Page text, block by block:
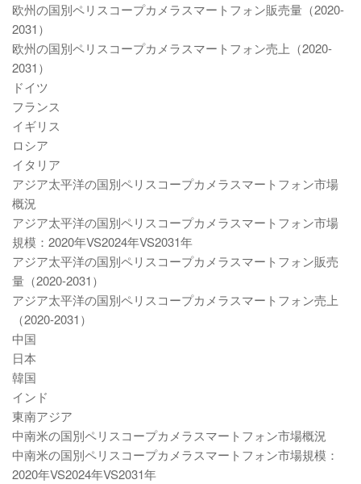
欧州の国別ペリスコープカメラスマートフォン販売量（2020-
2031）
欧州の国別ペリスコープカメラスマートフォン売上（2020-
2031）
ドイツ
フランス
イギリス
ロシア
イタリア
アジア太平洋の国別ペリスコープカメラスマートフォン市場
概況
アジア太平洋の国別ペリスコープカメラスマートフォン市場
規模：2020年VS2024年VS2031年
アジア太平洋の国別ペリスコープカメラスマートフォン販売
量（2020-2031）
アジア太平洋の国別ペリスコープカメラスマートフォン売上
（2020-2031）
中国
日本
韓国
インド
東南アジア
中南米の国別ペリスコープカメラスマートフォン市場概況
中南米の国別ペリスコープカメラスマートフォン市場規模：
2020年VS2024年VS2031年